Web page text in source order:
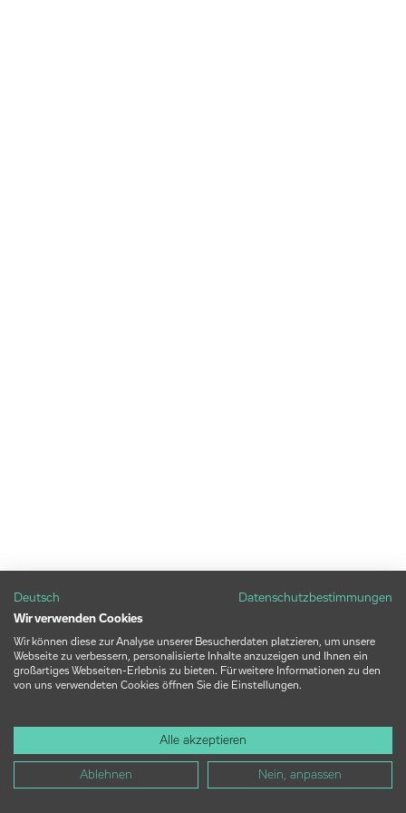
Deutsch
Datenschutzbestimmungen
Wir verwenden Cookies
Wir können diese zur Analyse unserer Besucherdaten platzieren, um unsere
Webseite zu verbessern, personalisierte Inhalte anzuzeigen und Ihnen ein
großartiges Webseiten-Erlebnis zu bieten. Für weitere Informationen zu den
von uns verwendeten Cookies öffnen Sie die Einstellungen.
Alle akzeptieren
Ablehnen Nein, anpassen